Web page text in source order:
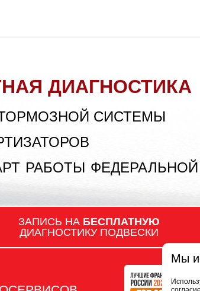
ДИАГНОСТИКА
СИСТЕМЫ
РАБОТЫ
ЗАПИСЬ НА БЕСПЛАТНУЮ
ДИАГНОСТИКУ ПОДВЕСКИ
Мы